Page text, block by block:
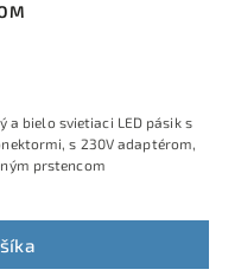
a bielo svietiaci LED pásik s
s 230V adaptérom,
prstencom